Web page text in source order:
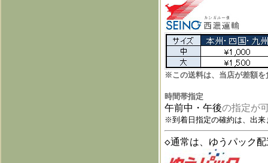
※この送料は、当店が差額を
時間帯指定
午前中・午後の指定が
※到着日指定の確約は、出
◇通常は、ゆうパック